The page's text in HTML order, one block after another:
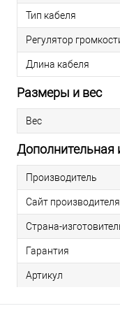
Тип кабеля
Регулятор
Длина кабеля
Размеры и вес
Вес
Производитель
Сайт производителя
Страна-
Гарантия
Артикул